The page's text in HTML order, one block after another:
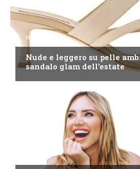
NEWS
Nude e leggero su pelle
sandalo glam dell'estate